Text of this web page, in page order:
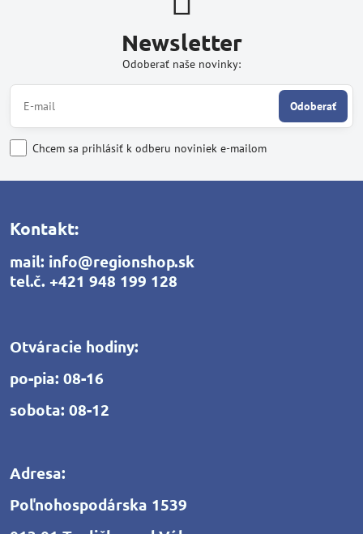
Newsletter
Odoberať naše novinky:
Odoberať
Chcem sa prihlásiť k odberu noviniek e-mailom
Kontakt:
mail: info@regionshop.sk
tel.č. +421 948 199 128
Otváracie hodiny:
po-pia: 08-16
sobota: 08-12
Adresa:
Poľnohospodárska 1539